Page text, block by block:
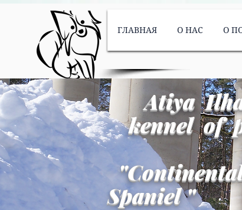
ГЛАВНАЯ О НАС О
Atiya
kennel of
"
Spaniel"